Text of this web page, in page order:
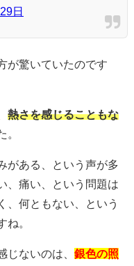
日
が驚いていたのです
熱さを感じることもな
。
がある、という声が多
、痛い、という問題は
、何ともない、という
ね。
じないのは、 銀色の照